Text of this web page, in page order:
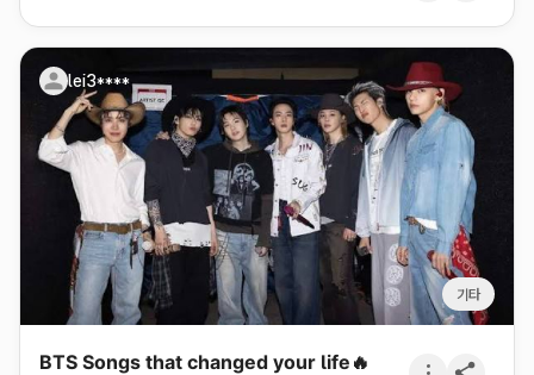
lei3****
기타
BTS Songs that changed your life🔥